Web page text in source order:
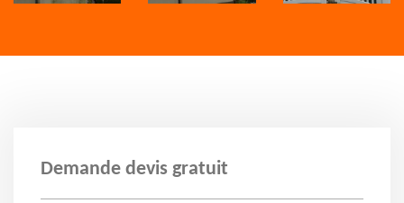
Demande devis gratuit